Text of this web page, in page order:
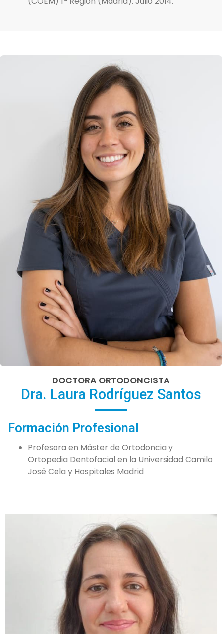
DOCTORA ORTODONCISTA
Dra. Laura Rodríguez Santos
Formación Profesional
Profesora en Máster de Ortodoncia y
Ortopedia Dentofacial en la Universidad Camilo
José Cela y Hospitales Madrid